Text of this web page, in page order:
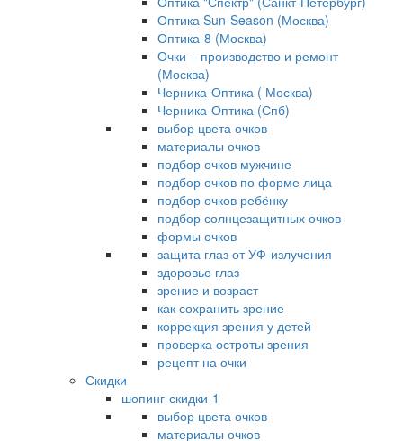
Оптика Sun-Season (Москва)
Оптика-8 (Москва)
Очки – производство и ремонт
(Москва)
Черника-Оптика ( Москва)
Черника-Оптика (Спб)
выбор цвета очков
материалы очков
подбор очков мужчине
подбор очков по форме лица
подбор очков ребёнку
подбор солнцезащитных очков
формы очков
защита глаз от УФ-излучения
здоровье глаз
зрение и возраст
как сохранить зрение
коррекция зрения у детей
проверка остроты зрения
рецепт на очки
Скидки
шопинг-скидки-1
выбор цвета очков
материалы очков